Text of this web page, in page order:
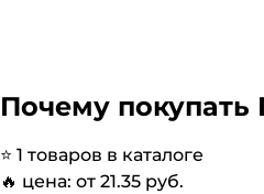
Почему покупать
⭐️ 1 товаров в каталоге
🔥 цена: от 21.35 руб.